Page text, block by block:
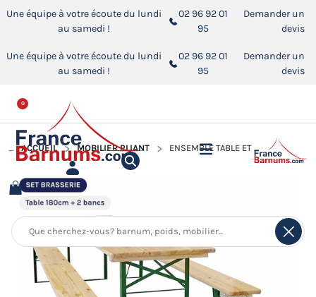
Une équipe à votre écoute du lundi
au samedi !
02 96 92 01
95
Demander un
devis
Une équipe à votre écoute du lundi
au samedi !
02 96 92 01
95
Demander un
devis
0
ACCUEIL MOBILIER PLIANT ENSEMBLE TABLE ET BANCS DE BRASSERIE EN BOIS 180CM